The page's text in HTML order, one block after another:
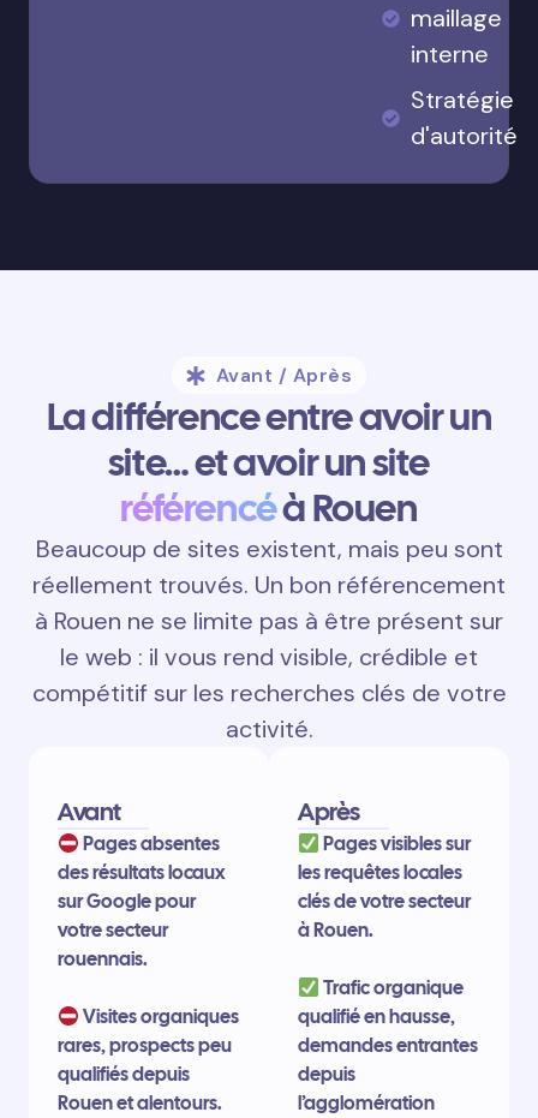
maillage
interne
Stratégie
d'autorité
Avant / Après
La différence entre avoir un
site… et avoir un site
référencéà Rouen
Beaucoup de sites existent, mais peu sont
réellement trouvés. Un bon référencement
à Rouen ne se limite pas à être présent sur
le web : il vous rend visible, crédible et
compétitif sur les recherches clés de votre
activité.
Avant
Pages absentes
des résultats locaux
sur Google pour
votre secteur
rouennais.
Visites organiques
rares, prospects peu
qualifiés depuis
Rouen et alentours.
Après
Pages visibles sur
les requêtes locales
clés de votre secteur
à Rouen.
Trafic organique
qualifié en hausse,
demandes entrantes
depuis
l’agglomération